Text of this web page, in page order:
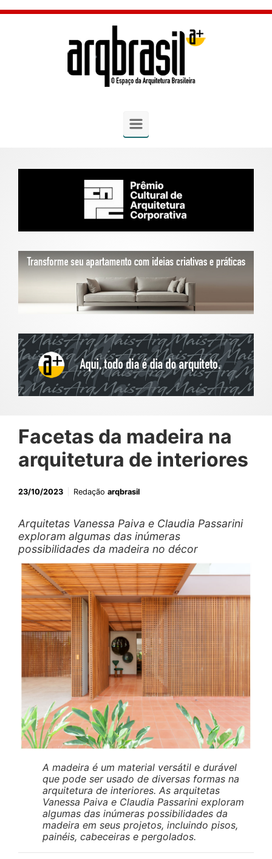
Skip to main content
Facetas da madeira na
arquitetura de interiores
23/10/2023 Redação arqbrasil
Arquitetas Vanessa Paiva e Claudia Passarini
exploram algumas das inúmeras
possibilidades da madeira no décor
A madeira é um material versátil e durável
que pode ser usado de diversas formas na
arquitetura de interiores. As arquitetas
Vanessa Paiva e Claudia Passarini exploram
algumas das inúmeras possibilidades da
madeira em seus projetos, incluindo pisos,
painéis, cabeceiras e pergolados.